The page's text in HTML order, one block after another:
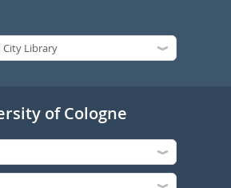
of Cologne